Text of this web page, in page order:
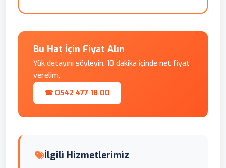
Bu Hat İçin Fiyat Alın
Yük detayını söyleyin, 10 dakika içinde net fiyat
verelim.
☎ 0542 477 18 00
İlgili Hizmetlerimiz